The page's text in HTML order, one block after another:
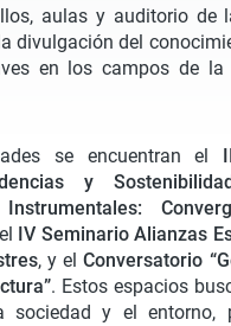
aulas y auditorio de
divulgación del
en los campos de la
se encuentran el
y
IV Seminario Alianzas
, y elConversatorio
. Estos espacios
sociedad y el entorno,